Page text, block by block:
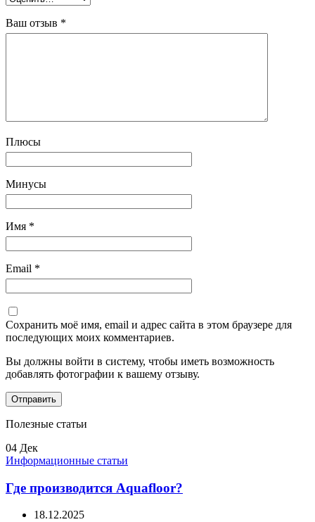
Ваш отзыв *
Плюсы
Минусы
Имя *
Email *
Сохранить моё имя, email и адрес сайта в этом браузере для
последующих моих комментариев.
Вы должны войти в систему, чтобы иметь возможность
добавлять фотографии к вашему отзыву.
Полезные статьи
04 Дек
Информационные статьи
Где производится Aquafloor?
18.12.2025